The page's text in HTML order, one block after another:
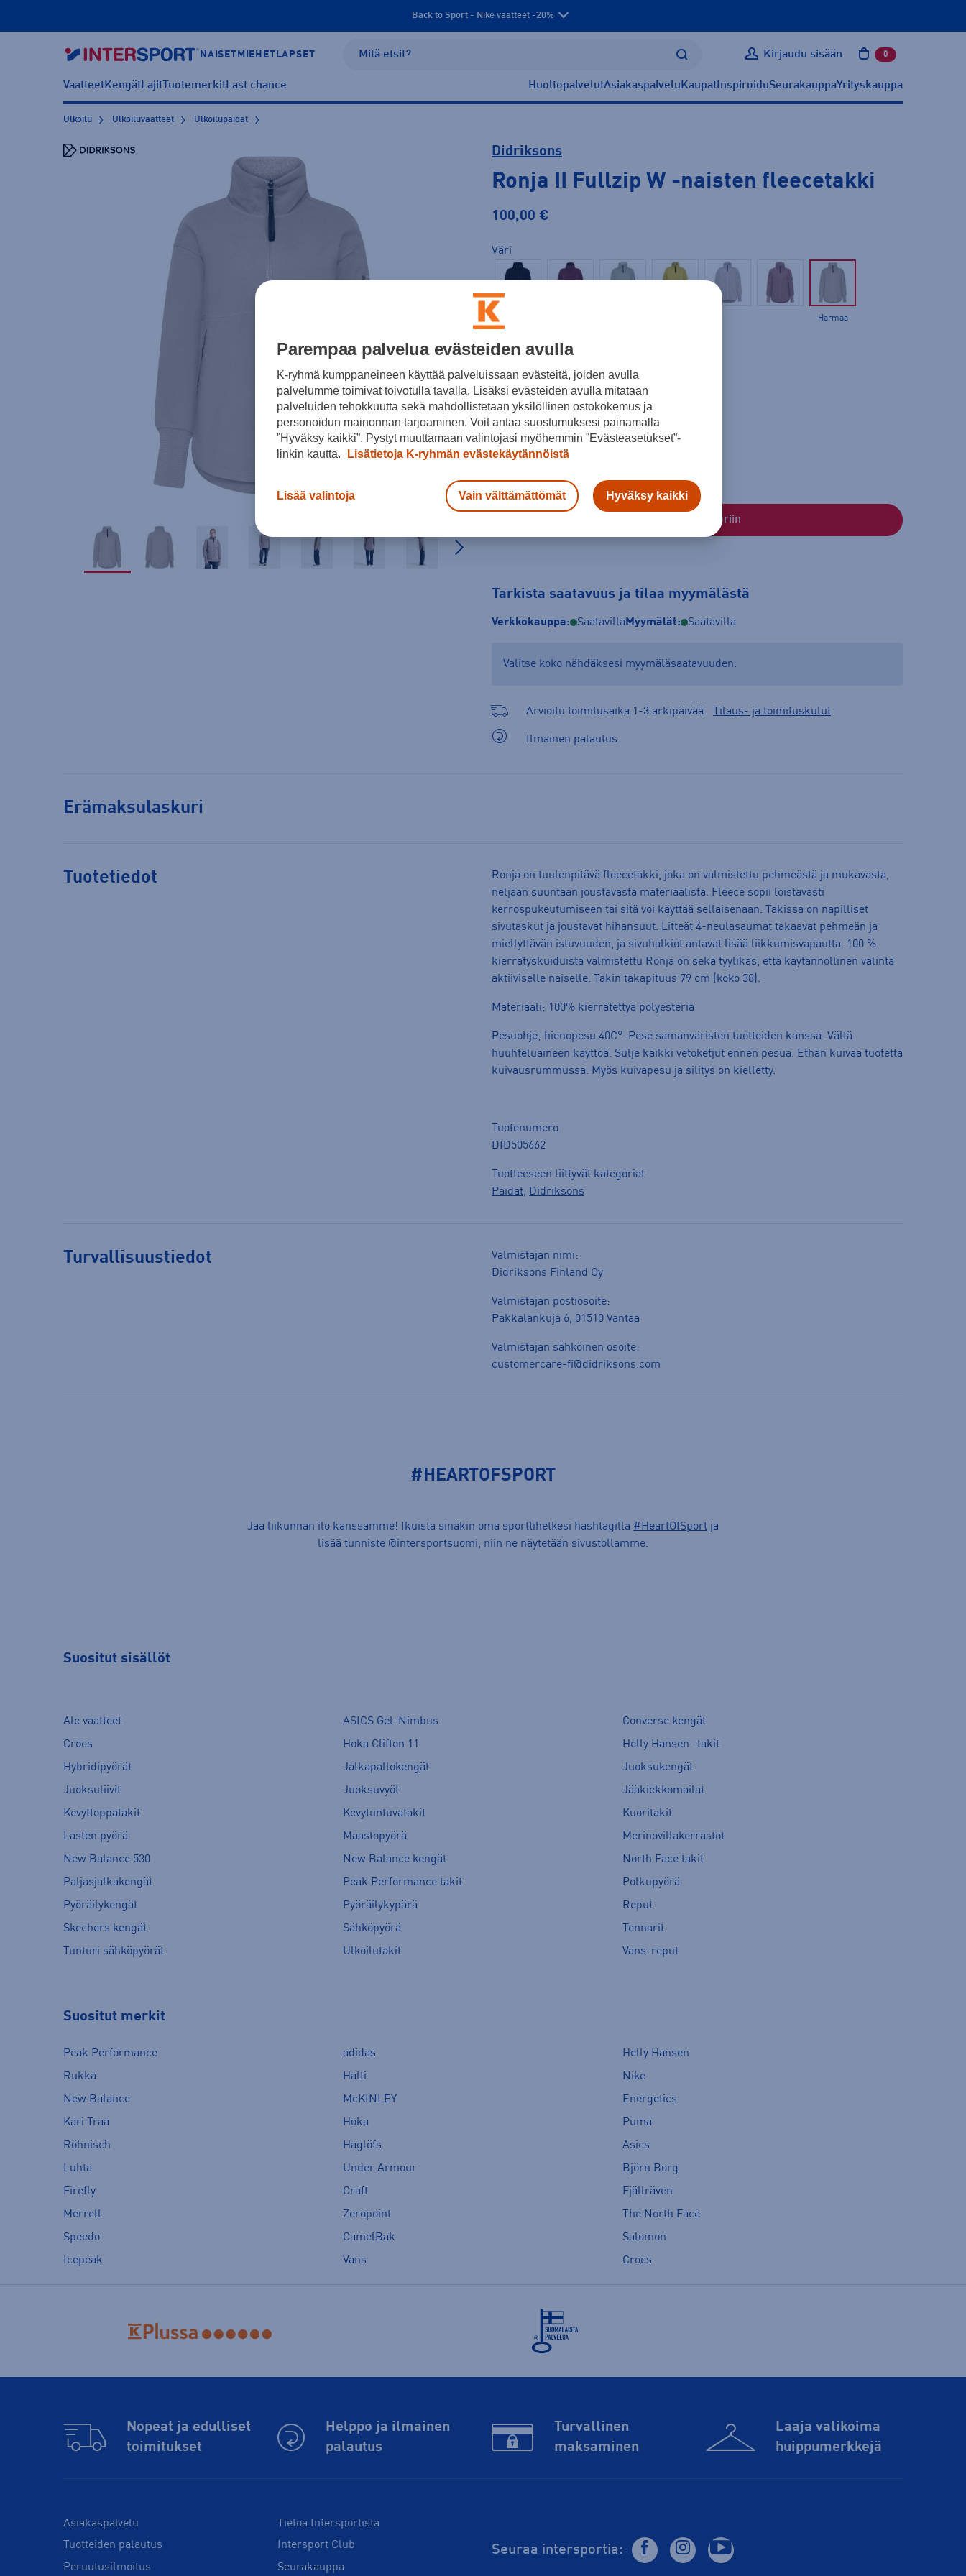
Back to Sport - Nike vaatteet -20%
NAISET MIEHET LAPSET Kirjaudu sisään 0 tuotetta
VaatteetKengätLajitTuotemerkitLast chance HuoltopalvelutAsiakaspalvelu Kaupat InspiroiduSeurakauppaYrityskauppa
Ulkoilu Ulkoiluvaatteet Ulkoilupaidat
Didriksons
Ronja II Fullzip W -naisten fleecetakki
100,00 €
Väri
Harmaa
36 42 44 46
Kokotaulukko
Lisää ostoskoriin
Tarkista saatavuus ja tilaa myymälästä
Verkkokauppa: Saatavilla Myymälät: Saatavilla
Valitse koko nähdäksesi myymäläsaatavuuden.
Arvioitu toimitusaika 1-3 arkipäivää. Tilaus- ja toimituskulut
Ilmainen palautus
Erämaksulaskuri
Tuotetiedot
Ronja on tuulenpitävä fleecetakki, joka on valmistettu pehmeästä ja mukavasta,
neljään suuntaan joustavasta materiaalista. Fleece sopii loistavasti
kerrospukeutumiseen tai sitä voi käyttää sellaisenaan. Takissa on napilliset
sivutaskut ja joustavat hihansuut. Litteät 4-neulasaumat takaavat pehmeän ja
miellyttävän istuvuuden, ja sivuhalkiot antavat lisää liikkumisvapautta. 100 %
kierrätyskuiduista valmistettu Ronja on sekä tyylikäs, että käytännöllinen valinta
aktiiviselle naiselle. Takin takapituus 79 cm (koko 38).
Materiaali; 100% kierrätettyä polyesteriä
Pesuohje; hienopesu 40C°. Pese samanväristen tuotteiden kanssa. Vältä
huuhteluaineen käyttöä. Sulje kaikki vetoketjut ennen pesua. Ethän kuivaa tuotetta
kuivausrummussa. Myös kuivapesu ja silitys on kielletty.
Tuotenumero
DID505662
Tuotteeseen liittyvät kategoriat
Paidat, Didriksons
Turvallisuustiedot
Valmistajan nimi:
Didriksons Finland Oy
Valmistajan postiosoite:
Pakkalankuja 6, 01510 Vantaa
Valmistajan sähköinen osoite:
customercare-fi@didriksons.com
#HEARTOFSPORT
Jaa liikunnan ilo kanssamme! Ikuista sinäkin oma sporttihetkesi hashtagilla #HeartOfSport ja
lisää tunniste @intersportsuomi, niin ne näytetään sivustollamme.
Suositut sisällöt
Ale vaatteet ASICS Gel-Nimbus
Converse kengät
Crocs
Hoka Clifton 11
Helly Hansen -takit
Hybridipyörät
Jalkapallokengät
Juoksukengät
Juoksuliivit
Juoksuvyöt
Jääkiekkomailat
Kevyttoppatakit
Kevytuntuvatakit
Kuoritakit
Lasten pyörä
Maastopyörä
Merinovillakerrastot
New Balance 530
New Balance kengät
North Face takit
Paljasjalkakengät
Peak Performance takit
Polkupyörä
Pyöräilykengät
Pyöräilykypärä
Reput
Skechers kengät
Sähköpyörä
Tennarit
Tunturi sähköpyörät
Ulkoilutakit Vans-reput
Suositut merkit
Peak Performance adidas
Helly Hansen
Rukka
Halti
Nike
New Balance
McKINLEY
Energetics
Kari Traa
Hoka
Puma
Röhnisch
Haglöfs
Asics
Luhta
Under Armour
Björn Borg
Firefly
Craft
Fjällräven
Merrell
Zeropoint
The North Face
Speedo
CamelBak
Salomon
Icepeak
Vans Crocs
Nopeat ja edulliset
toimitukset
Helppo ja ilmainen
palautus
Turvallinen
maksaminen
Laaja valikoima
huippu­merkkejä
Asiakaspalvelu
Tuotteiden palautus
Peruutusilmoitus
Tietoa Intersportista
Intersport Club
Seurakauppa
Seuraa intersportia:
Parempaa palvelua evästeiden avulla
K-ryhmä kumppaneineen käyttää palveluissaan evästeitä, joiden avulla
palvelumme toimivat toivotulla tavalla. Lisäksi evästeiden avulla mitataan
palveluiden tehokkuutta sekä mahdollistetaan yksilöllinen ostokokemus ja
personoidun mainonnan tarjoaminen. Voit antaa suostumuksesi painamalla
”Hyväksy kaikki”. Pystyt muuttamaan valintojasi myöhemmin ”Evästeasetukset”-
linkin kautta.
Lisätietoja K-ryhmän evästekäytännöistä
Lisää valintoja Vain välttämättömät Hyväksy kaikki